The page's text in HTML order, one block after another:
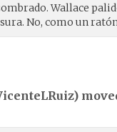
Wallace
No, como un
)